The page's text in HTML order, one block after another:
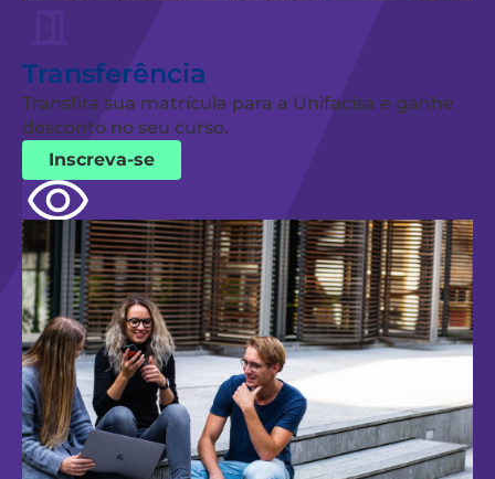
Transferência
Transfira sua matrícula para a Unifacisa e ganhe
desconto no seu curso.
Inscreva-se